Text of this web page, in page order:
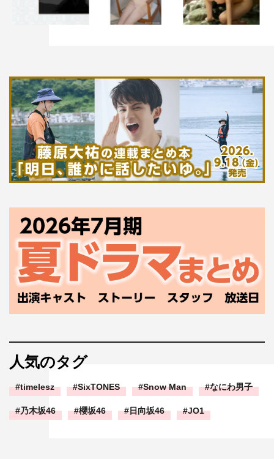
人気のタグ
timelesz SixTONES Snow Man なにわ男子
乃木坂46 櫻坂46 日向坂46 JO1